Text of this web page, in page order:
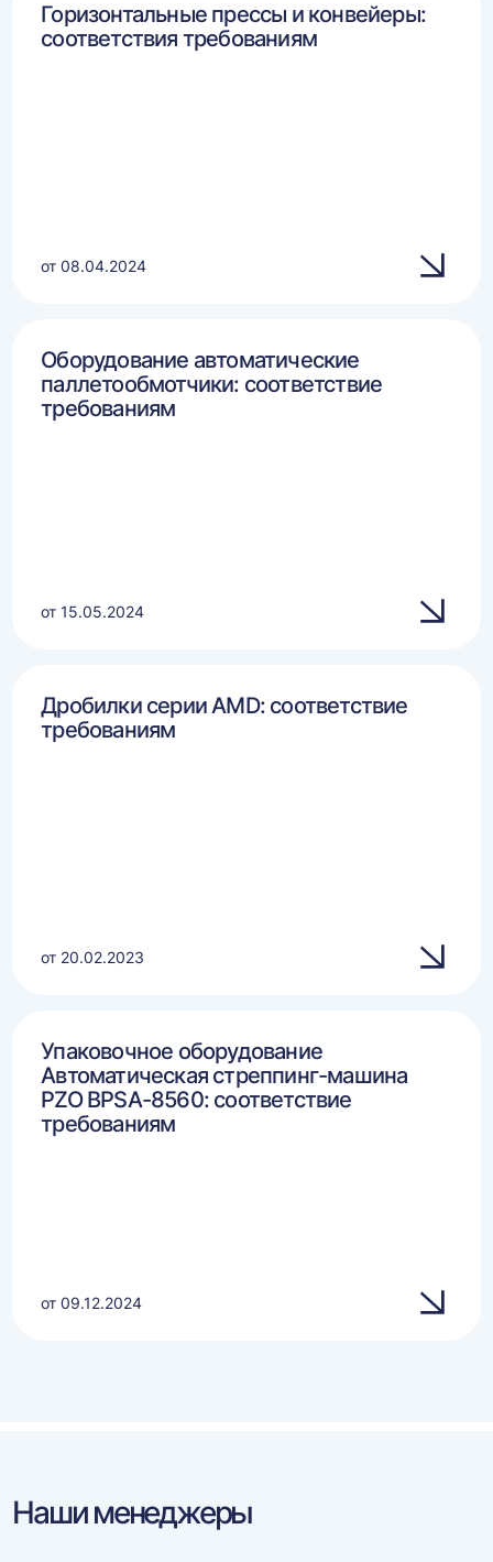
Горизонтальные прессы и конвейеры:
соответствия требованиям
от 08.04.2024
Оборудование автоматические
паллетообмотчики: соответствие
требованиям
от 15.05.2024
Дробилки серии AMD: соответствие
требованиям
от 20.02.2023
Упаковочное оборудование
Автоматическая стреппинг-машина
PZO BPSA-8560: соответствие
требованиям
от 09.12.2024
Наши менеджеры